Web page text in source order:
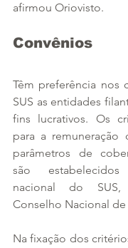
afirmou Oriovisto.
Convênios
Têm preferência nos
SUS as entidades
fins lucrativos. Os
para a remuneração
parâmetros de
são
nacional do SUS,
Conselho Nacional de
Na fixação dos